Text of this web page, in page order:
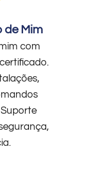
de Mim
com